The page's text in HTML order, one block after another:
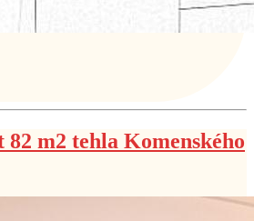
m2 tehla Komenského